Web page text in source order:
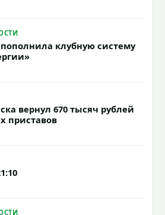
клубную систему
вернул 670 тысяч рублей
приставов